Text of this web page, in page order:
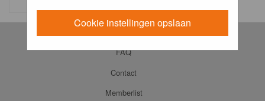
Cookie instellingen opslaan
FAQ
Contact
Memberlist